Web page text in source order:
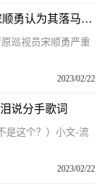
被查后还在迷信，海口市公安局原局长宋顺勇认为其落马是因忘给菩萨过生日
巡视员宋顺勇严重
2023/02/22
说分手歌词
是这个？）小文-流
2023/02/22